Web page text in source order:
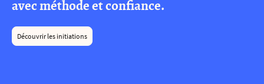
avec méthode et confiance.
Découvrir les initiations